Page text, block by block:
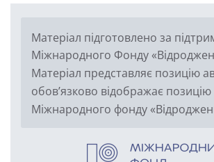
Матеріал підготовлено за
Міжнародного Фонду
Матеріал представляє позицію
обов’язково відображає позицію
Міжнародного фонду